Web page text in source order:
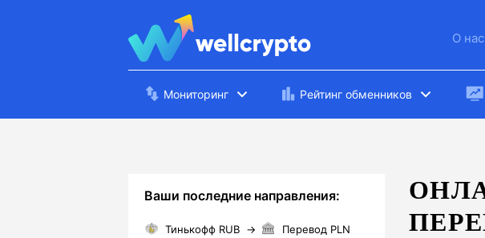
О нас
Мониторинг Рейтинг обменников
Ваши последние направления:
Тинькофф RUB → Перевод PLN